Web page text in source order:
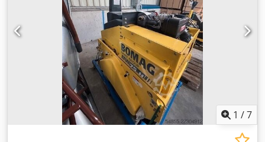
1 /7